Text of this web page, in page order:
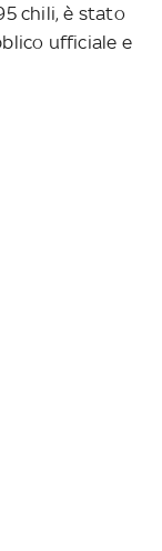
chili, è stato
ufficiale e